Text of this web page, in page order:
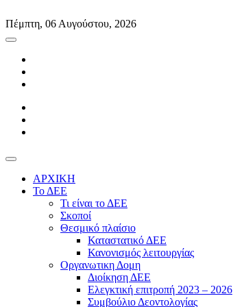
to
content
Πέμπτη, 06 Αυγούστου, 2026
ΑΡΧΙΚΗ
Το ΔΕΕ
Τι είναι το ΔΕΕ
Σκοποί
Θεσμικό πλαίσιο
Καταστατικό ΔΕΕ
Κανονισμός λειτουργίας
Οργανωτικη Δομη
Διοίκηση ΔΕΕ
Ελεγκτική επιτροπή 2023 – 2026
Συμβούλιο Δεοντολογίας